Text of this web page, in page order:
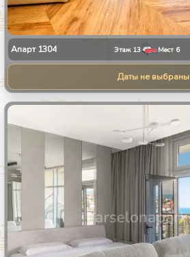
Апарт 1304 Этаж 13 Мест 6
Даты не выбраны
/30